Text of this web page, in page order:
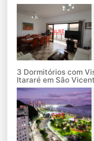
3 Dormitórios com
Itararé em São